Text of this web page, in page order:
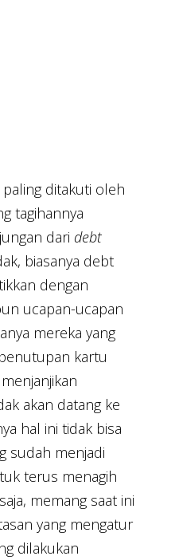
paling ditakuti oleh
tagihannya
dari debt
biasanya debt
dengan
ucapan-ucapan
mereka yang
kartu
akan datang ke
hal ini tidak bisa
sudah menjadi
terus menagih
memang saat ini
yang mengatur
dilakukan